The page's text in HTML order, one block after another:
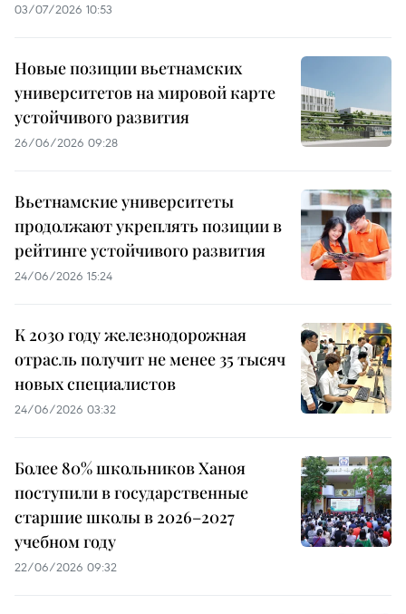
03/07/2026 10:53
Новые позиции вьетнамских
университетов на мировой карте
устойчивого развития
26/06/2026 09:28
Вьетнамские университеты
продолжают укреплять позиции в
рейтинге устойчивого развития
24/06/2026 15:24
К 2030 году железнодорожная
отрасль получит не менее 35 тысяч
новых специалистов
24/06/2026 03:32
Более 80% школьников Ханоя
поступили в государственные
старшие школы в 2026–2027
учебном году
22/06/2026 09:32